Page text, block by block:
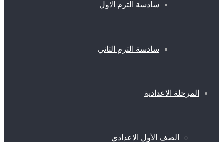
سادسة الترم الاول
سادسة الترم الثاني
المرحلة الاعدادية
الصف الأول الاعدادي